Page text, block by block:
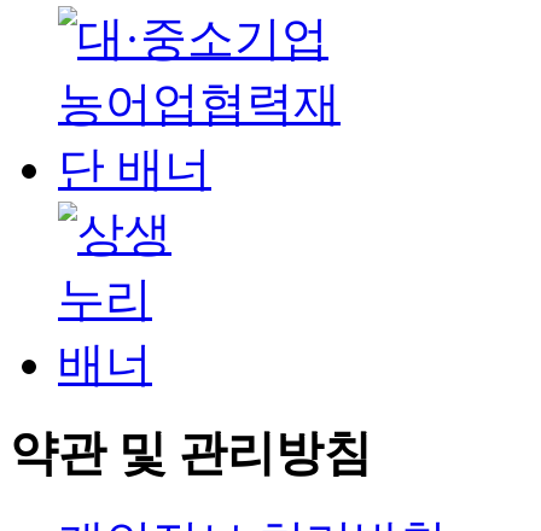
약관 및 관리방침